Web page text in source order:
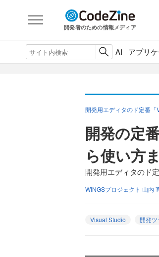
開発者のための情報メディア
AI アプリ
開発用エディタのド定番
開発の定
ら使い方
開発用エディタのド
WINGSプロジェクト 山内
Visual Studio 開発ツ